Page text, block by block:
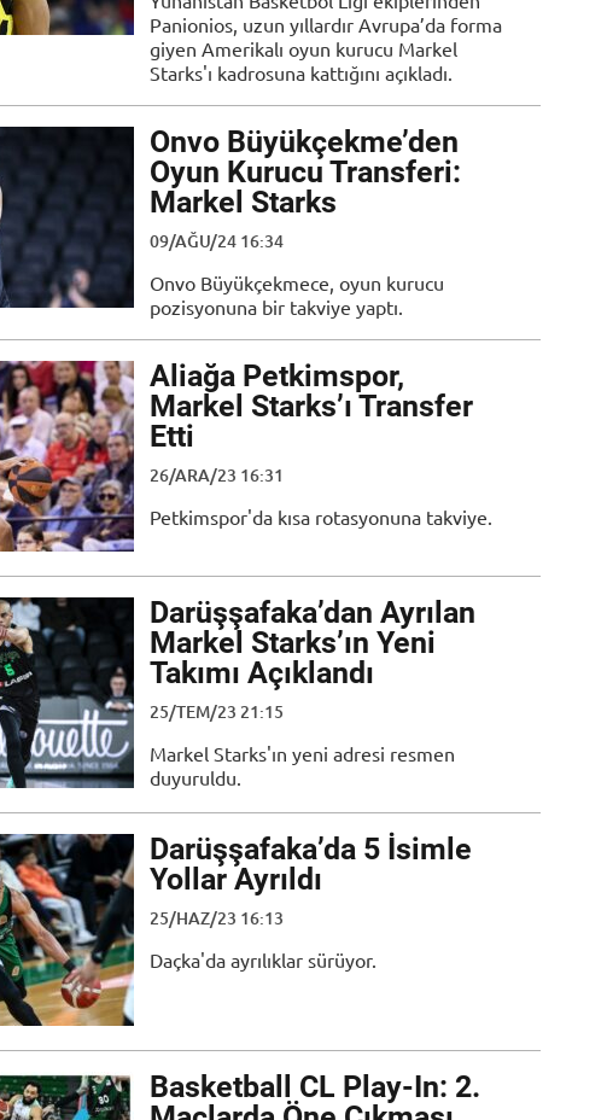
Panionios, uzun yıllardır Avrupa’da forma
giyen Amerikalı oyun kurucu Markel
Starks'ı kadrosuna kattığını açıkladı.
Onvo Büyükçekme’den
Oyun Kurucu Transferi:
Markel Starks
09/AĞU/24 16:34
Onvo Büyükçekmece, oyun kurucu
pozisyonuna bir takviye yaptı.
Aliağa Petkimspor,
Markel Starks’ı Transfer
Etti
26/ARA/23 16:31
Petkimspor'da kısa rotasyonuna takviye.
Darüşşafaka’dan Ayrılan
Markel Starks’ın Yeni
Takımı Açıklandı
25/TEM/23 21:15
Markel Starks'ın yeni adresi resmen
duyuruldu.
Darüşşafaka’da 5 İsimle
Yollar Ayrıldı
25/HAZ/23 16:13
Daçka'da ayrılıklar sürüyor.
Basketball CL Play-In: 2.